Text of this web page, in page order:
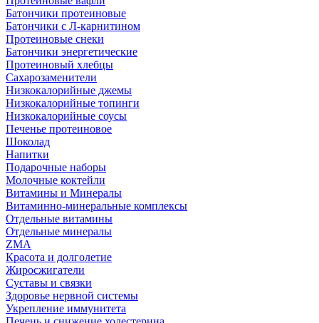
Батончики протеиновые
Батончики с Л-карнитином
Протеиновые снеки
Батончики энергетические
Протеиновый хлебцы
Сахарозаменители
Низкокалорийные джемы
Низкокалорийные топинги
Низкокалорийные соусы
Печенье протеиновое
Шоколад
Напитки
Подарочные наборы
Молочные коктейли
Витамины и Минералы
Витаминно-минеральные комплексы
Отдельные витамины
Отдельные минералы
ZMA
Красота и долголетие
Жиросжигатели
Суставы и связки
Здоровье нервной системы
Укрепление иммунитета